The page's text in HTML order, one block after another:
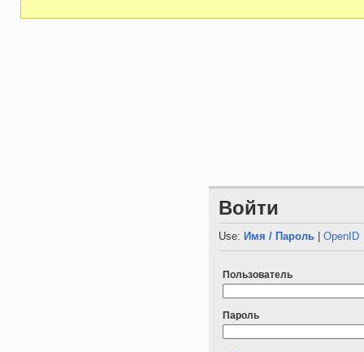
Войти
Use: Имя / Пароль |OpenID
Пользователь
Пароль